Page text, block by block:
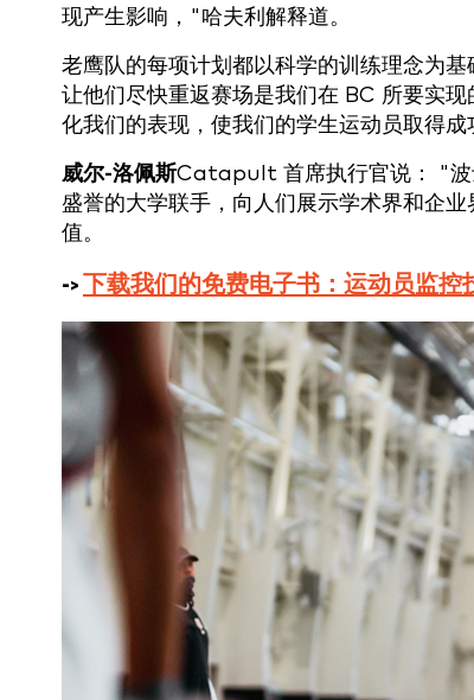
现产生影响，"哈夫利解释道。
老鹰队的每项计划都以科学的训练理念为
让他们尽快重返赛场是我们在 BC 所要实
化我们的表现，使我们的学生运动员取得成
威尔-洛佩斯Catapult 首席执行官说：
"波
盛誉的大学联手，向人们展示学术界和企
值。
-> 下载我们的免费电子书：运动员监控